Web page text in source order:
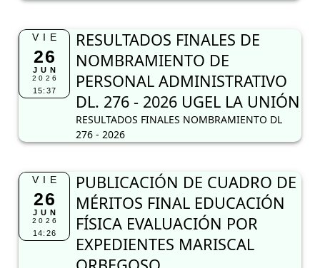
VIE
26
JUN
2026
15:37
RESULTADOS FINALES DE
NOMBRAMIENTO DE
PERSONAL ADMINISTRATIVO
DL. 276 - 2026 UGEL LA UNIÓN
RESULTADOS FINALES NOMBRAMIENTO DL
276 - 2026
VIE
26
JUN
2026
14:26
PUBLICACIÓN DE CUADRO DE
MÉRITOS FINAL EDUCACIÓN
FÍSICA EVALUACIÓN POR
EXPEDIENTES MARISCAL